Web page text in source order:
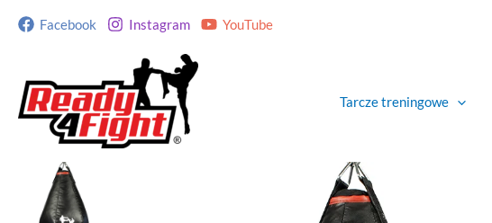
Facebook Instagram YouTube
Tarcze treningowe